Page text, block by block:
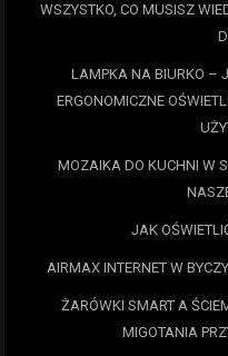
WSZYSTKO, CO MUSISZ
LAMPKA NA BIURKO –
ERGONOMICZNE
MOZAIKA DO KUCHNI W
JAK
AIRMAX INTERNET W
ŻARÓWKI SMART A
MIGOTANIA